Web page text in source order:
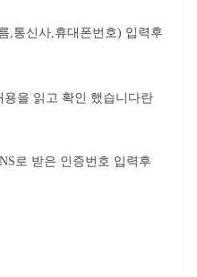
,통신사,휴대폰번호) 입력후
을 읽고 확인 했습니다란
로 받은 인증번호 입력후